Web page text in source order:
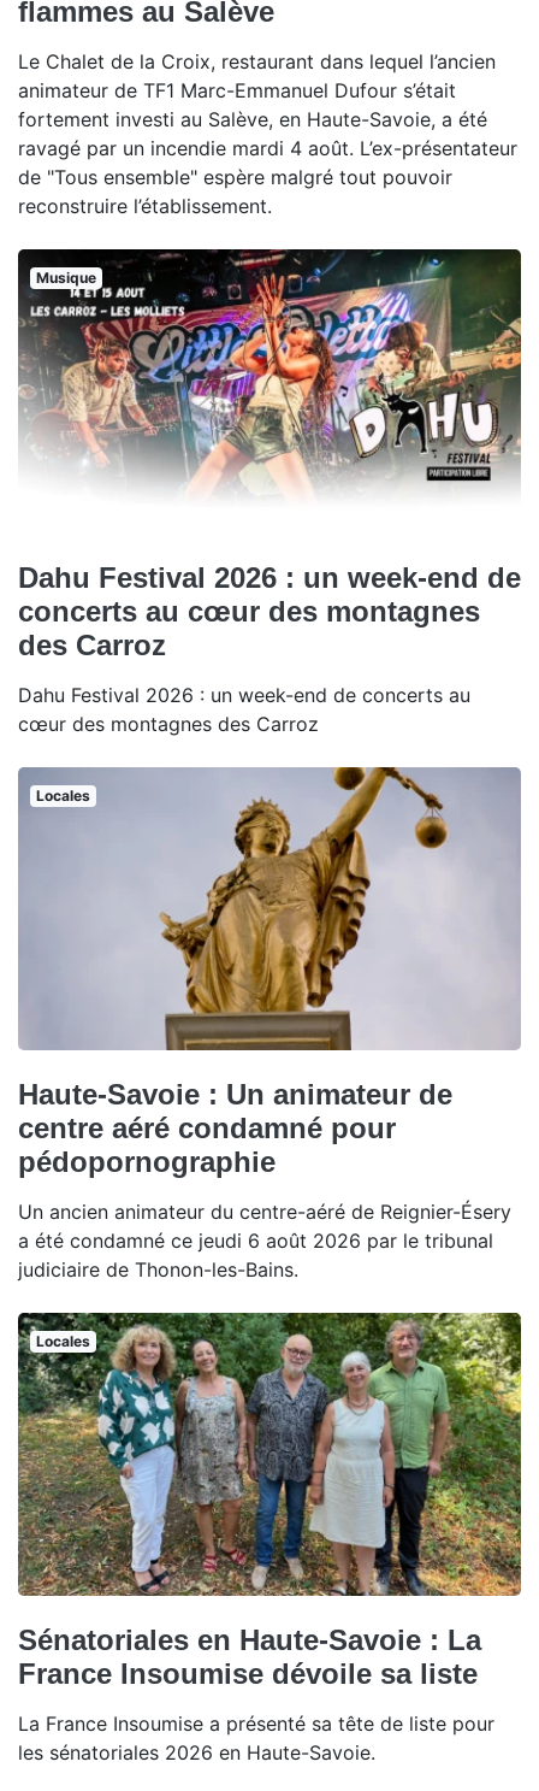
flammes au Salève
Le Chalet de la Croix, restaurant dans lequel l’ancien
animateur de TF1 Marc-Emmanuel Dufour s’était
fortement investi au Salève, en Haute-Savoie, a été
ravagé par un incendie mardi 4 août. L’ex-présentateur
de "Tous ensemble" espère malgré tout pouvoir
reconstruire l’établissement.
Musique
Dahu Festival 2026 : un week-end de
concerts au cœur des montagnes
des Carroz
Dahu Festival 2026 : un week-end de concerts au
cœur des montagnes des Carroz
Locales
Haute-Savoie : Un animateur de
centre aéré condamné pour
pédopornographie
Un ancien animateur du centre-aéré de Reignier-Ésery
a été condamné ce jeudi 6 août 2026 par le tribunal
judiciaire de Thonon-les-Bains.
Locales
Sénatoriales en Haute-Savoie : La
France Insoumise dévoile sa liste
La France Insoumise a présenté sa tête de liste pour
les sénatoriales 2026 en Haute-Savoie.